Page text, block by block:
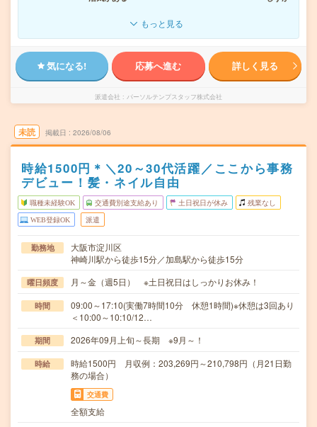
もっと見る
気になる! 応募へ進む 詳しく見る
派遣会社 パーソルテンプスタッフ株式会社
未読 掲載日 2026/08/06
時給1500円＊＼20～30代活躍／ここから事務
デビュー！髪・ネイル自由
職種未経験OK 交通費別途支給あり 土日祝日が休み 残業なし
WEB登録OK 派遣
勤務地
大阪市淀川区
神崎川駅から徒歩15分／加島駅から徒歩15分
曜日頻度 月～金（週5日） ※土日祝日はしっかりお休み！
時間
09:00～17:10(実働7時間10分 休憩1時間)※休憩は3回あり
＜10:00～10:10/12…
期間 2026年09月上旬～長期 ※9月～！
時給
時給1500円 月収例：203,269円～210,798円（月21日勤
務の場合）
交通費
全額支給